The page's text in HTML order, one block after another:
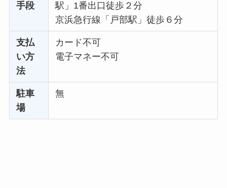
手段
駅」1番出口徒歩２分
京浜急行線「戸部駅」徒歩６分
支払
い方
法
カード不可
電子マネー不可
駐車
場
無